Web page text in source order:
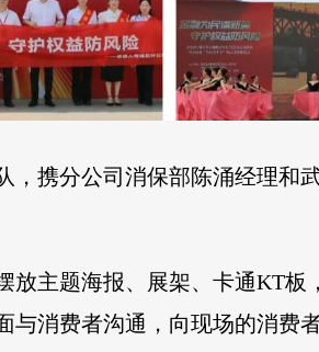
，携分公司消保部陈涌经理和
放主题海报、展架、卡通KT
消费者沟通，向现场的消费